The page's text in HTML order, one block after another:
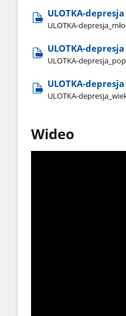
ULOTKA-
ULOTKA-
ULOTKA-
ULOTKA-
ULOTKA-
ULOTKA-
Wideo